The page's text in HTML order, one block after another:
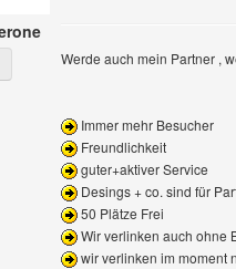
Benutzer-Profile anzeigen
Werde auch mein Partner ,
Immer mehr Besucher
Freundlichkeit
guter+aktiver Service
Desings + co. sind für
50 Plätze Frei
Wir verlinken auch ohne
wir verlinken im moment